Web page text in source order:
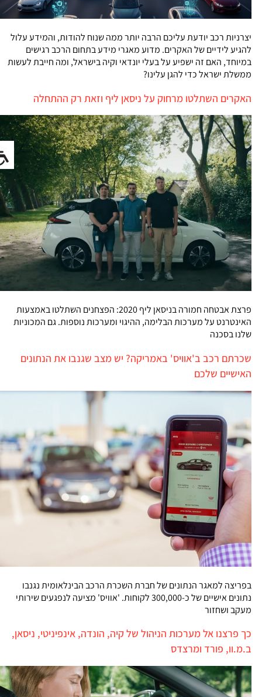
יצרניות רכב יודעת עליכם הרבה יותר ממה שנוח להודות, והמידע עלול
להגיע לידיים של האקרים. מדוע מאגרי מידע בתחום הרכב רגישים
במיוחד, האם זה ישפיע על בעלי יונדאי וקיה בישראל, ומה חייבת לעשות
ממשלת ישראל כדי להגן עלינו?
האקרים השתלטו מרחוק על ניסאן ליף וזאת רק ההתחלה
פרצת אבטחה חמורה בניסאן ליף 2020: הפצחנים השתלטו באמצעות
האינטרנט על מערכות הבלימה, ההיגוי ומערכות נוספות. גם המכוניות
שלנו בסכנה
שכרתם רכב ב'אוויס' באמריקה? יש מצב שגנבו את הנתונים
האישיים שלכם
בפריצה למאגר הנתונים של חברת השכרת הרכב הבינלאומית נגנבו
נתונים אישיים של כ-300,000 לקוחות. 'אוויס' מציעה לנפגעים שירותי
מעקב ושחזור
כך פרצנו אל מערכות הניהול של קיה, הונדה, אינפיניטי, ניסאן,
ב.מ.וו, פורד ומרצדס